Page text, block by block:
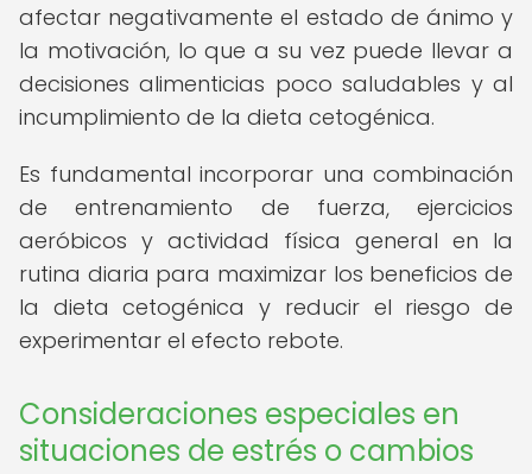
afectar negativamente el estado de ánimo y
la motivación, lo que a su vez puede llevar a
decisiones alimenticias poco saludables y al
incumplimiento de la dieta cetogénica.
Es fundamental incorporar una combinación
de entrenamiento de fuerza, ejercicios
aeróbicos y actividad física general en la
rutina diaria para maximizar los beneficios de
la dieta cetogénica y reducir el riesgo de
experimentar el efecto rebote.
Consideraciones especiales en
situaciones de estrés o cambios